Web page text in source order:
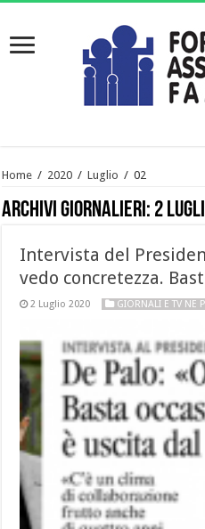
Home / 2020 / Luglio / 02
Archivi giornalieri: 2
Intervista del
vedo concretezza.
2 Luglio 2020 GIORNALI E TV NE